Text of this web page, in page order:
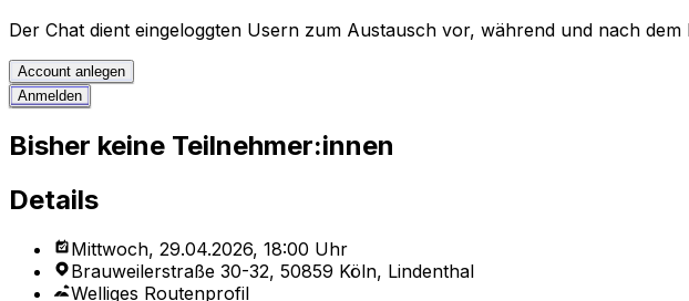
Der Chat dient eingeloggten Usern zum Austausch vor, während und nach
Account anlegen
Anmelden
Bisher keine Teilnehmer:innen
Details
Mittwoch, 29.04.2026, 18:00 Uhr
Brauweilerstraße 30-32, 50859 Köln, Lindenthal
Welliges Routenprofil